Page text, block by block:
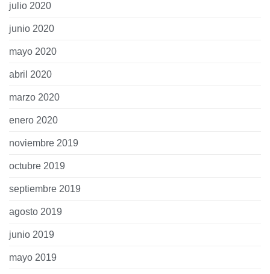
julio 2020
junio 2020
mayo 2020
abril 2020
marzo 2020
enero 2020
noviembre 2019
octubre 2019
septiembre 2019
agosto 2019
junio 2019
mayo 2019